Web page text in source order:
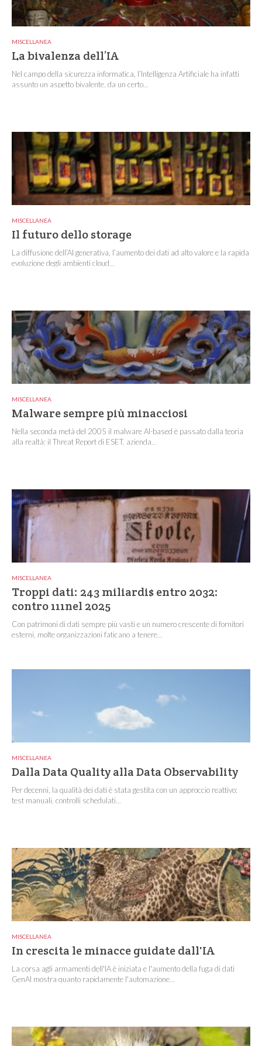
MISCELLANEA
La bivalenza dell’IA
Nel campo della sicurezza informatica, l’Intelligenza Artificiale ha infatti
assunto un aspetto bivalente, da un certo...
MISCELLANEA
Il futuro dello storage
La diffusione dell’AI generativa, l’aumento dei dati ad alto valore e la rapida
evoluzione degli ambienti cloud...
MISCELLANEA
Malware sempre più minacciosi
Nella seconda metà del 2005 il malware AI-based è passato dalla teoria
alla realtà: il Threat Report di ESET, azienda...
MISCELLANEA
Troppi dati: 243 miliardi$ entro 2032:
contro 111nel 2025
Con patrimoni di dati sempre più vasti e un numero crescente di fornitori
esterni, molte organizzazioni faticano a tenere...
MISCELLANEA
Dalla Data Quality alla Data Observability
Per decenni, la qualità dei dati è stata gestita con un approccio reattivo:
test manuali, controlli schedulati...
MISCELLANEA
In crescita le minacce guidate dall'IA
La corsa agli armamenti dell'IA è iniziata e l'aumento della fuga di dati
GenAI mostra quanto rapidamente l'automazione...